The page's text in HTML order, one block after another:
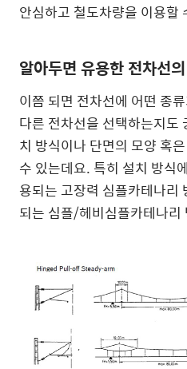
안심하고 철도차량을 이용할
알아두면 유용한 전차선의
이쯤 되면 전차선에 어떤 종
다른 전차선을 선택하는지도
치 방식이나 단면의 모양 혹
수 있는데요. 특히 설치 방식
용되는 고장력 심플카테나리
되는 심플/헤비심플카테나리